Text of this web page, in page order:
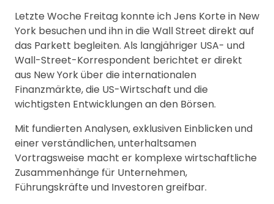
Letzte Woche Freitag konnte ich Jens Korte in New
York besuchen und ihn in die Wall Street direkt auf
das Parkett begleiten. Als langjähriger USA- und
Wall-Street-Korrespondent berichtet er direkt
aus New York über die internationalen
Finanzmärkte, die US-Wirtschaft und die
wichtigsten Entwicklungen an den Börsen.
Mit fundierten Analysen, exklusiven Einblicken und
einer verständlichen, unterhaltsamen
Vortragsweise macht er komplexe wirtschaftliche
Zusammenhänge für Unternehmen,
Führungskräfte und Investoren greifbar.